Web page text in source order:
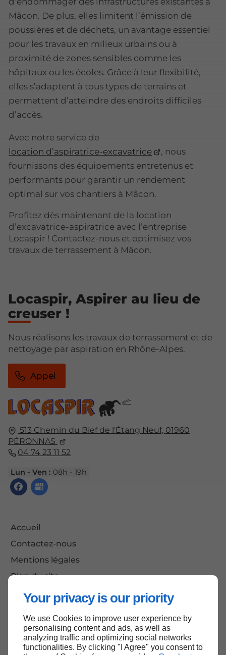
Your privacy is our priority
We use Cookies to improve user experience by
personalising content and ads, as well as
analyzing traffic and optimizing social networks
functionalities. By clicking "I Agree" you consent to
Mâcon. De plus, elles limitent l’émission de
poussières et de déchets, un avantage essentiel
pour les travaux en milieux urbains ou à
proximité de zones sensibles comme les
hôpitaux ou les écoles. Grâce à leur flexibilité,
elles s’adaptent à tous types de terrains et
permettent d’atteindre des endroits difficiles
d’accès.
Avec notre service de
location d’aspiratrice-excavatrice
, nous
fournissons des équipements entretenus et
performants pour garantir un rendement
optimal sur vos chantiers à Mâcon.
Profitez dès maintenant de la location
d’excavatrice-aspiratrice avec l’entreprise
Locaspir ! Contactez-nous et optimisez vos
travaux de terrassement à Mâcon.
513 Chemin du Bief de l'Étang Neuf, 01960
PÉRONNAS
04 74 23 11 52
Lun - Ven : 08h - 19h
Accueil
Contactez-nous
Mentions légales
Plan du site
Locaspir, Aspirer au lieu de
creuser !
Nous réalisons les travaux de terrassement et de
nettoyage par aspiration en Rhône-Alpes.
Appel
Haut de page